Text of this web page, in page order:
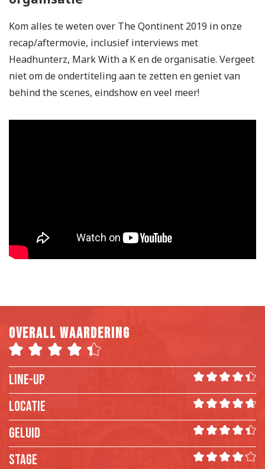
Kom alles te weten over The Qontinent 2019 in onze
recap/aftermovie, inclusief interviews met
Headhunterz, Mark With a K en de organisatie. Vergeet
niet om de ondertiteling aan te zetten en geniet van
behind the scenes, eindshow en veel meer!
Overall waardering
LINE-UP
LOCATIE
GELUID
STAGE